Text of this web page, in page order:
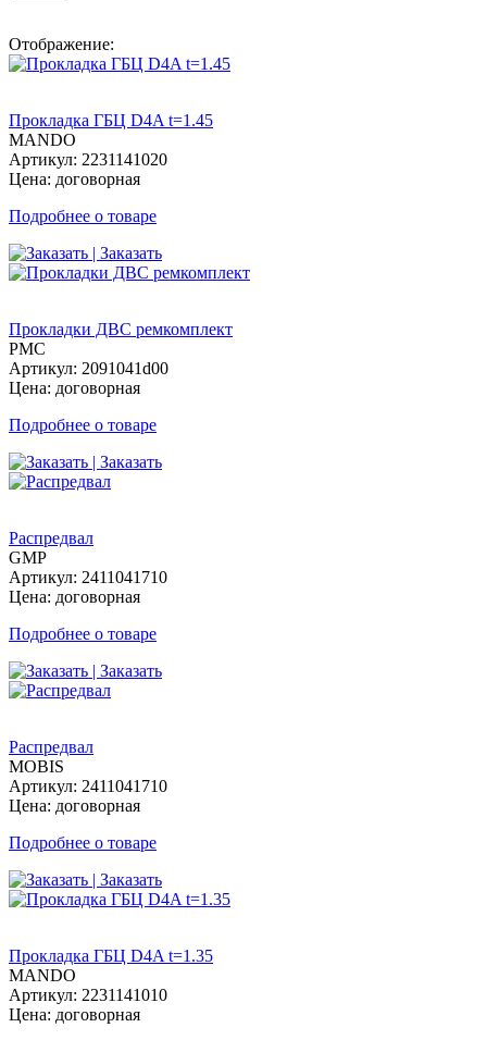
Отображение:
Прокладка ГБЦ D4A t=1.45
MANDO
Артикул: 2231141020
Цена: договорная
Подробнее о товаре
| Заказать
Прокладки ДВС ремкомплект
PMC
Артикул: 2091041d00
Цена: договорная
Подробнее о товаре
| Заказать
Распредвал
GMP
Артикул: 2411041710
Цена: договорная
Подробнее о товаре
| Заказать
Распредвал
MOBIS
Артикул: 2411041710
Цена: договорная
Подробнее о товаре
| Заказать
Прокладка ГБЦ D4A t=1.35
MANDO
Артикул: 2231141010
Цена: договорная